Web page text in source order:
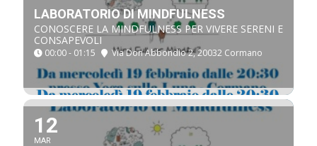
LABORATORIO DI MINDFULNESS
CONOSCERE LA MINDFULNESS PER VIVERE SERENI E
CONSAPEVOLI
00:00 - 01:15 Via Don Abbondio 2, 20032 Cormano
12
MAR